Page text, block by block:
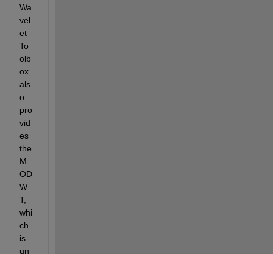
Wa
vel
et
To
olb
ox
als
o
pro
vid
es
the
M
OD
W
T,
whi
ch
is
un